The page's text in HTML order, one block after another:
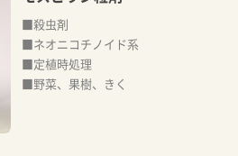
■殺虫剤
■ネオニコチノイド系
■定植時処理
■野菜、果樹、きく